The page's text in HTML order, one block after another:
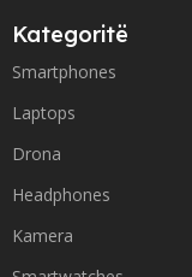
Kategoritë
Smartphones
Laptops
Drona
Headphones
Kamera